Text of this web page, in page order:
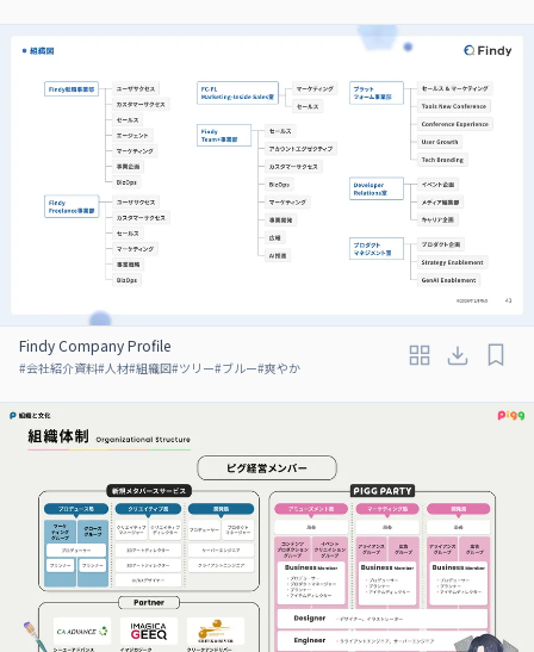
Findy Company Profile
#会社紹介資料#人材#組織図#ツリー#ブルー#爽やか